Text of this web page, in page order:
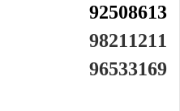
92508613
98211211
96533169